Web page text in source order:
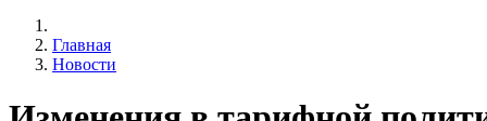
Главная
Новости